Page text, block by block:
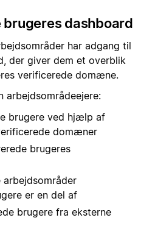
dashboard
har adgang til
der giver dem et overblik
verificerede domæne.
arbejdsområdeejere:
brugere ved hjælp af
domæner
brugeres
arbejdsområder
er en del af
brugere fra eksterne